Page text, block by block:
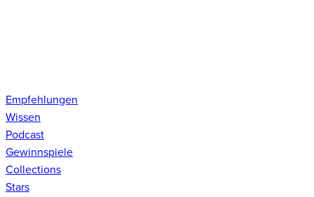
Empfehlungen
Wissen
Podcast
Gewinnspiele
Collections
Stars